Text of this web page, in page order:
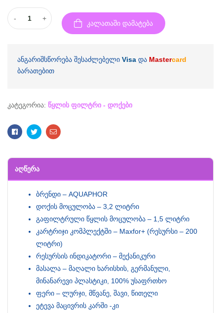
- +
კალათაში დამატება
ანგარიშსწორება შესაძლებელი Visa და Mastercard
ბარათებით
კატეგორია: წყლის ფილტრი - დოქები
FacebookTwitterEmail
ᲐᲦᲬᲔᲠᲐ
ბრენდი – AQUAPHOR
დოქის მოცულობა – 3,2 ლიტრი
გაფილტრული წყლის მოცულობა – 1,5 ლიტრი
კარტრიჯი კომპლექტში – Maxfor+ (რესურსი – 200
ლიტრი)
რესურსის ინდიკატორი – მექანიკური
მასალა – მაღალი ხარისხის, გერმანული,
მინანარევი პლასტიკი, 100% უსაფრთხო
ფერი – ლურჯი, მწვანე, შავი, წითელი
ეტევა მაცივრის კარში -კი